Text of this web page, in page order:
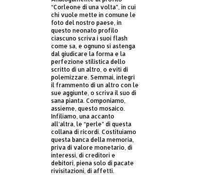
“Corleone di una volta”, in cui
chi vuole mette in comune le
foto del nostro paese, in
questo neonato profilo
ciascuno scriva i suoi flash
come sa, e ognuno si astenga
dal giudicare la forma e la
perfezione stilistica dello
scritto di un altro, o eviti di
polemizzare. Semmai, integri
il frammento di un altro con le
sue aggiunte, o scriva il suo di
sana pianta. Componiamo,
assieme, questo mosaico.
Infiliamo, una accanto
all’altra, le “perle” di questa
collana di ricordi. Costituiamo
questa banca della memoria,
priva di valore monetario, di
interessi, di creditori e
debitori, piena solo di pacate
rivisitazioni, di affetti.